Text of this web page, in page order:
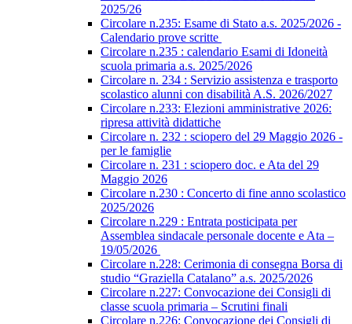
2025/26
Circolare n.235: Esame di Stato a.s. 2025/2026 -
Calendario prove scritte
Circolare n.235 : calendario Esami di Idoneità
scuola primaria a.s. 2025/2026
Circolare n. 234 : Servizio assistenza e trasporto
scolastico alunni con disabilità A.S. 2026/2027
Circolare n.233: Elezioni amministrative 2026:
ripresa attività didattiche
Circolare n. 232 : sciopero del 29 Maggio 2026 -
per le famiglie
Circolare n. 231 : sciopero doc. e Ata del 29
Maggio 2026
Circolare n.230 : Concerto di fine anno scolastico
2025/2026
Circolare n.229 : Entrata posticipata per
Assemblea sindacale personale docente e Ata –
19/05/2026
Circolare n.228: Cerimonia di consegna Borsa di
studio “Graziella Catalano” a.s. 2025/2026
Circolare n.227: Convocazione dei Consigli di
classe scuola primaria – Scrutini finali
Circolare n.226: Convocazione dei Consigli di